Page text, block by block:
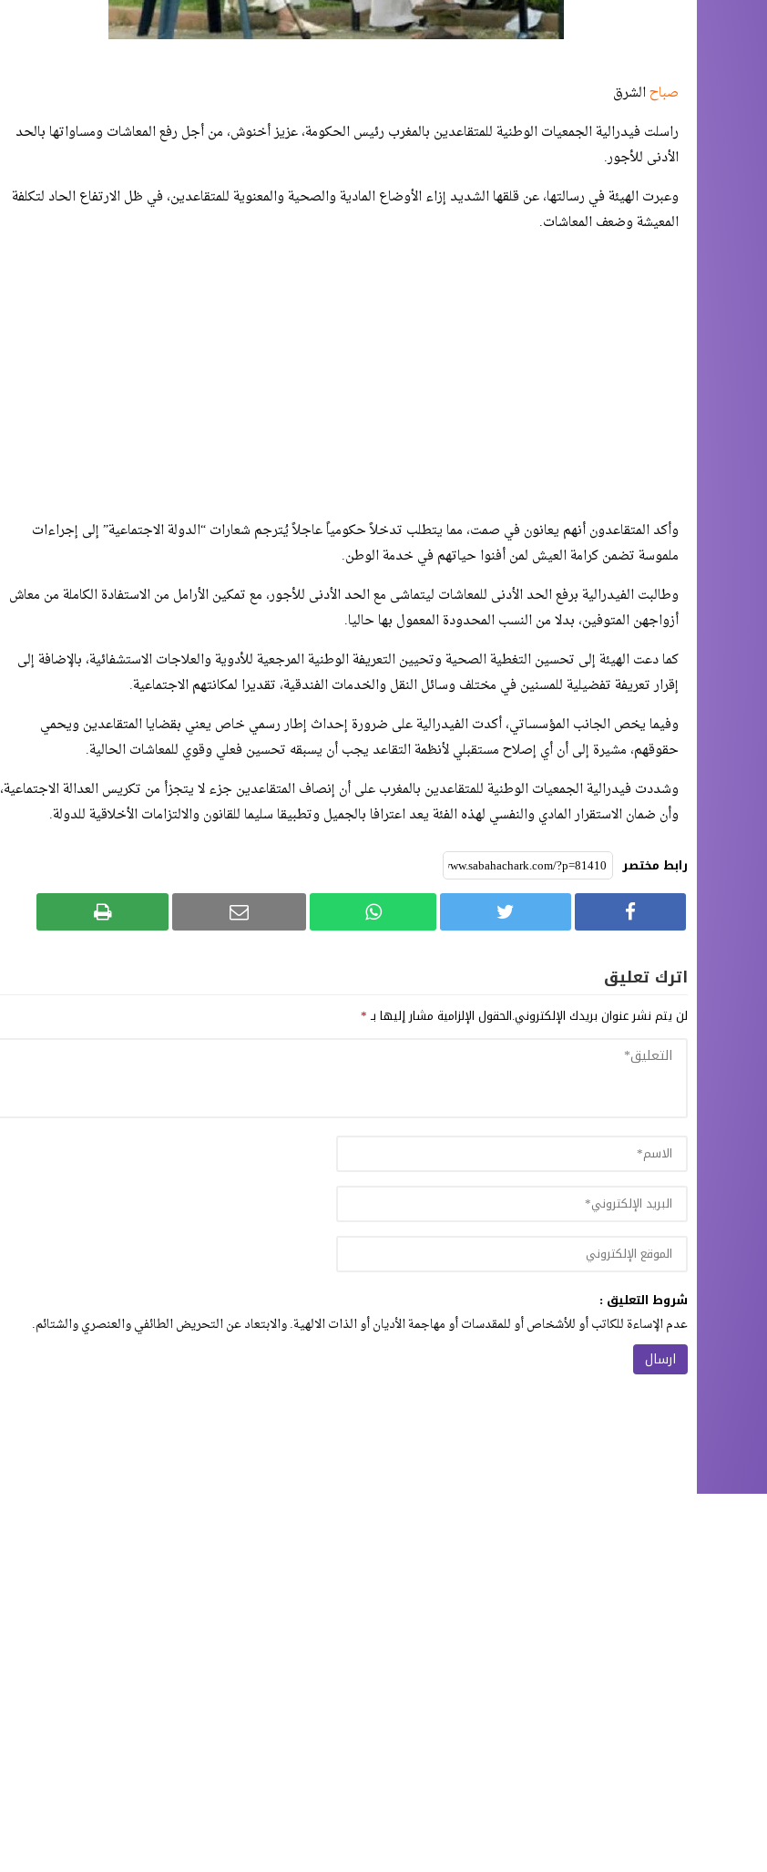
صباحالشرق
راسلت فيدرالية الجمعيات الوطنية للمتقاعدين بالمغرب رئيس الحكومة، عزيز أخنوش، من أجل رفع المعاشات ومساواتها بالحد
الأدنى للأجور.
وعبرت الهيئة في رسالتها، عن قلقها الشديد إزاء الأوضاع المادية والصحية والمعنوية للمتقاعدين، في ظل الارتفاع الحاد لتكلفة
المعيشة وضعف المعاشات.
وأكد المتقاعدون أنهم يعانون في صمت، مما يتطلب تدخلاً حكومياً عاجلاً يُترجم شعارات “الدولة الاجتماعية” إلى إجراءات
ملموسة تضمن كرامة العيش لمن أفنوا حياتهم في خدمة الوطن.
وطالبت الفيدرالية برفع الحد الأدنى للمعاشات ليتماشى مع الحد الأدنى للأجور، مع تمكين الأرامل من الاستفادة الكاملة من معاش
أزواجهن المتوفين، بدلا من النسب المحدودة المعمول بها حاليا.
كما دعت الهيئة إلى تحسين التغطية الصحية وتحيين التعريفة الوطنية المرجعية للأدوية والعلاجات الاستشفائية، بالإضافة إلى
إقرار تعريفة تفضيلية للمسنين في مختلف وسائل النقل والخدمات الفندقية، تقديرا لمكانتهم الاجتماعية.
وفيما يخص الجانب المؤسساتي، أكدت الفيدرالية على ضرورة إحداث إطار رسمي خاص يعني بقضايا المتقاعدين ويحمي
حقوقهم، مشيرة إلى أن أي إصلاح مستقبلي لأنظمة التقاعد يجب أن يسبقه تحسين فعلي وقوي للمعاشات الحالية.
وشددت فيدرالية الجمعيات الوطنية للمتقاعدين بالمغرب على أن إنصاف المتقاعدين جزء لا يتجزأ من تكريس العدالة الاجتماعية،
وأن ضمان الاستقرار المادي والنفسي لهذه الفئة يعد اعترافا بالجميل وتطبيقا سليما للقانون والالتزامات الأخلاقية للدولة.
رابط مختصر
اترك تعليق
لن يتم نشر عنوان بريدك الإلكتروني.الحقول الإلزامية مشار إليها بـ*
شروط التعليق :
عدم الإساءة للكاتب أو للأشخاص أو للمقدسات أو مهاجمة الأديان أو الذات الالهية. والابتعاد عن التحريض الطائفي والعنصري والشتائم.